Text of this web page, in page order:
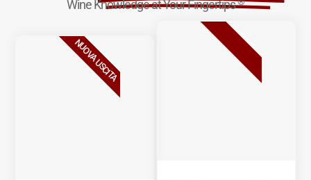
Wine Knowledge at Your Fingertips
NUOVA USCITA BESTSELLER